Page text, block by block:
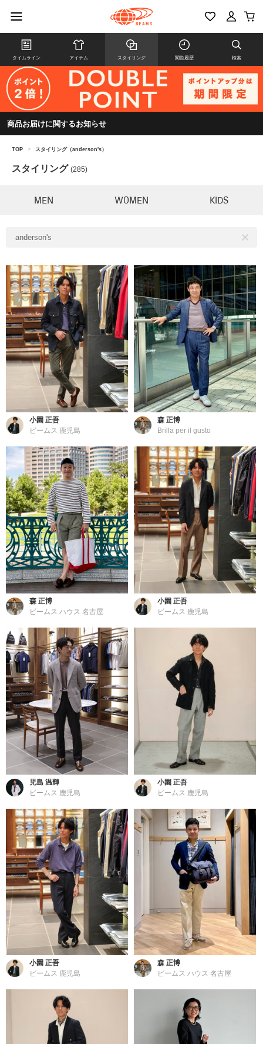
タイムライン アイテム スタイリング 閲覧履歴 検索
商品お届けに関するお知らせ
TOP > スタイリング（anderson's）
スタイリング (285)
MEN WOMEN KIDS
anderson's
小園 正吾
ビームス 鹿児島
森 正博
Brilla per il gusto
森 正博
ビームス ハウス 名古屋
小園 正吾
ビームス 鹿児島
児島 温輝
ビームス 鹿児島
小園 正吾
ビームス 鹿児島
小園 正吾
ビームス 鹿児島
森 正博
ビームス ハウス 名古屋